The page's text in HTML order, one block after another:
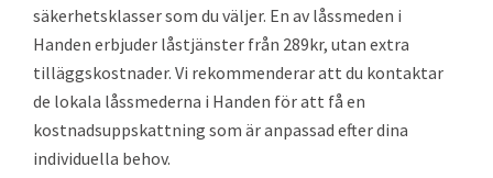
säkerhetsklasser som du väljer. En av låssmeden i
Handen erbjuder låstjänster från 289kr, utan extra
tilläggskostnader. Vi rekommenderar att du kontaktar
de lokala låssmederna i Handen för att få en
kostnadsuppskattning som är anpassad efter dina
individuella behov.